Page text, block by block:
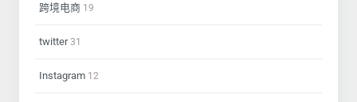
跨境电商 19
twitter31
Instagram 12